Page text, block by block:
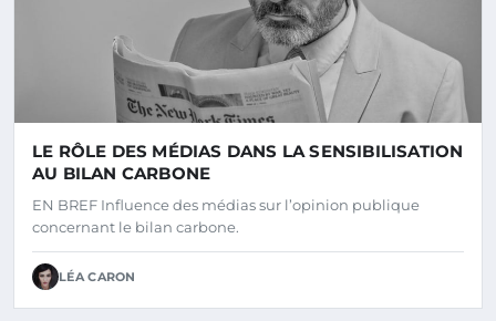
LE RÔLE DES MÉDIAS DANS LA SENSIBILISATION
AU BILAN CARBONE
EN BREF Influence des médias sur l’opinion publique
concernant le bilan carbone.
LÉA CARON